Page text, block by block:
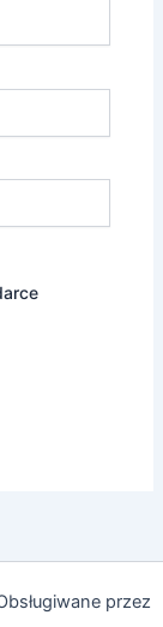
przez